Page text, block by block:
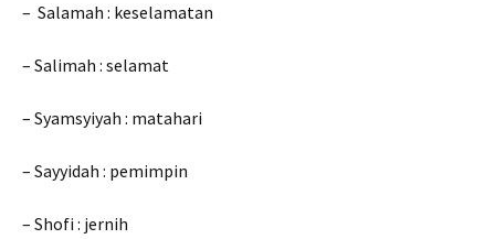
– Salamah : keselamatan
– Salimah : selamat
– Syamsyiyah : matahari
– Sayyidah : pemimpin
– Shofi : jernih